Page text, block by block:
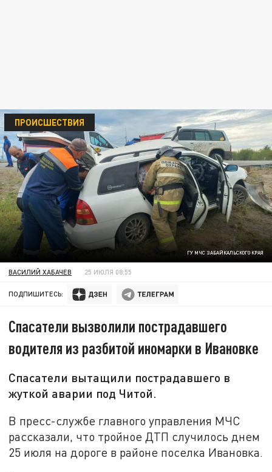
ГУ МЧС ЗАБАЙКАЛЬСКОГО КРАЯ
ПРОИСШЕСТВИЯ
ВАСИЛИЙ ХАБАЧЕВ 25 ИЮЛЯ 08:55
ПОДПИШИТЕСЬ:
Спасатели вызволили пострадавшего
водителя из разбитой иномарки в Ивановке
Спасатели вытащили пострадавшего в
жуткой аварии под Читой.
В пресс-службе главного управления МЧС
рассказали, что тройное ДТП случилось днем
25 июля на дороге в районе поселка Ивановка.